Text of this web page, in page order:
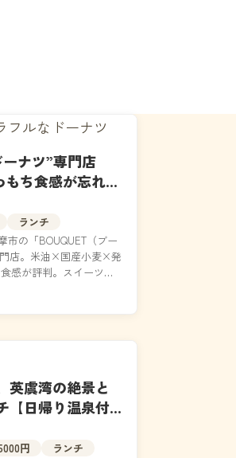
ナツ”専門店
ち食感が忘れら
ランチ
市の「BOUQUET（ブー
店。米油×国産小麦×発
感が評判。スイーツと
空間も話題。...
英虞湾の絶景と
【日帰り温泉付
円
ランチ